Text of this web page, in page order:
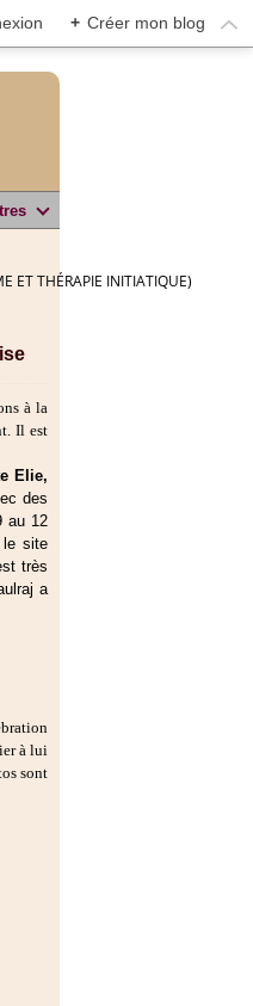
+ Créer mon blog
ET THÉRAPIE INITIATIQUE)
à la
Il est
Elie,
des
au 12
site
très
a
à lui
sont